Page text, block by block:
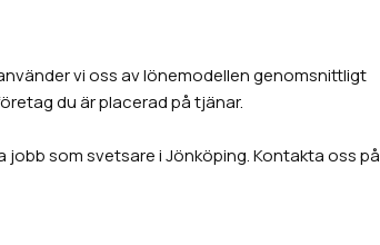
vi oss av lönemodellen genomsnittligt
du är placerad på tjänar.
som svetsare i Jönköping. Kontakta oss på